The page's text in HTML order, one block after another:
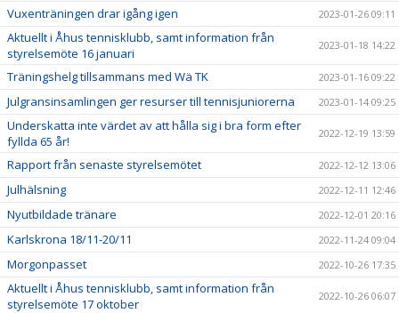
Vuxenträningen drar igång igen 2023-01-26 09:11
Aktuellt i Åhus tennisklubb, samt information från
styrelsemöte 16 januari
2023-01-18 14:22
Träningshelg tillsammans med Wä TK 2023-01-16 09:22
Julgransinsamlingen ger resurser till tennisjuniorerna 2023-01-14 09:25
Underskatta inte värdet av att hålla sig i bra form efter
fyllda 65 år!
2022-12-19 13:59
Rapport från senaste styrelsemötet 2022-12-12 13:06
Julhälsning 2022-12-11 12:46
Nyutbildade tränare 2022-12-01 20:16
Karlskrona 18/11-20/11 2022-11-24 09:04
Morgonpasset 2022-10-26 17:35
Aktuellt i Åhus tennisklubb, samt information från
styrelsemöte 17 oktober
2022-10-26 06:07